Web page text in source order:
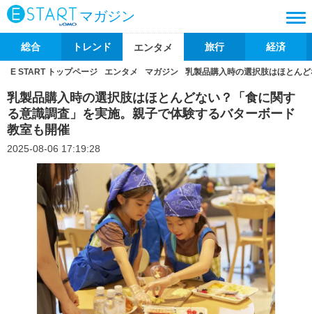
マガジン
総合 トレンド エンタメ 旅行 経済
E START トップページ エンタメ マガジン 乳製品購入時の選択肢はほとん
乳製品購入時の選択肢はほとんどない？「⾷に関す
る意識調査」を実施。親⼦で体験するバターボード
教室も開催
2025-08-06 17:19:28